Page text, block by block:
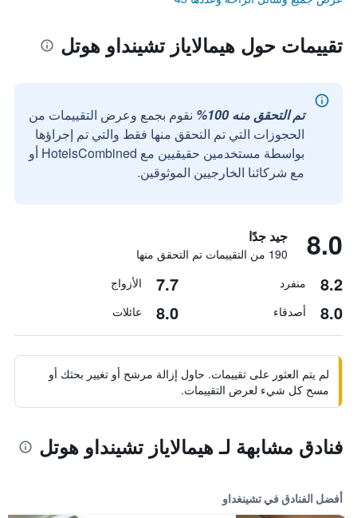
تقييمات حول هيمالاياز تشينداو هوتل
تم التحقق منه 100%
نقوم بجمع وعرض التقييمات من
الحجوزات التي تم التحقق منها فقط والتي تم إجراؤها
بواسطة مستخدمين حقيقيين مع HotelsCombined أو
مع شركائنا الخارجيين الموثوقين.
8.0 جيد جدًا
190 من التقييمات تم التحقق منها
8.2 منفرد 7.7 الأزواج
8.0 أصدقاء 8.0 عائلات
لم يتم العثور على تقييمات. حاول إزالة مرشح أو تغيير بحثك أو
مسح كل شيء لعرض التقييمات.
فنادق مشابهة لـ هيمالاياز تشينداو هوتل
أفضل الفنادق في تشينغداو